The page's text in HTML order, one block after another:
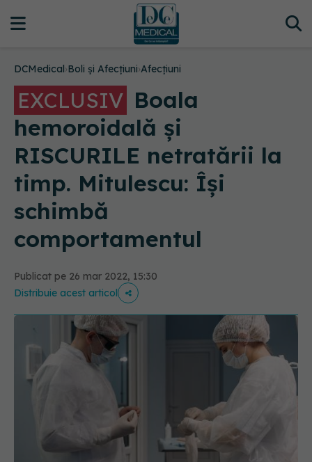
DCMedical›Boli și Afecțiuni›Afecțiuni
EXCLUSIV Boala
hemoroidală și
RISCURILE netratării la
timp. Mitulescu: Își
schimbă
comportamentul
Publicat pe 26 mar 2022, 15:30
Distribuie acest articol